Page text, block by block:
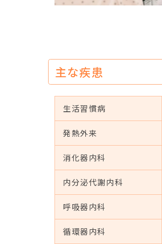
主な疾患
生活習慣病
発熱外来
消化器内科
内分泌代謝内科
呼吸器内科
循環器内科